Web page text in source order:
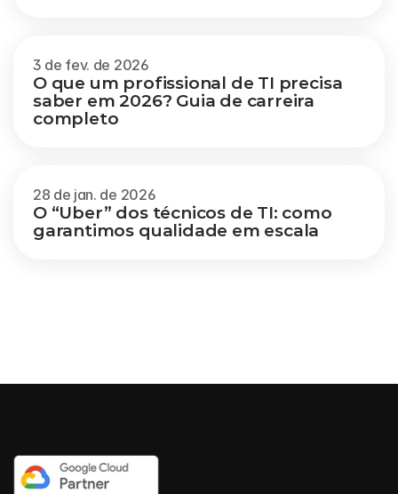
3 de fev. de 2026
O que um profissional de TI precisa
saber em 2026? Guia de carreira
completo
28 de jan. de 2026
O “Uber” dos técnicos de TI: como
garantimos qualidade em escala